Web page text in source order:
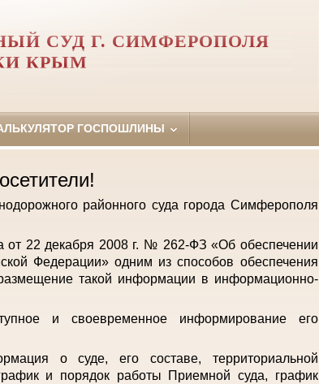
СУД Г. СИМФЕРОПОЛЯ
КРЫМ
ГОСПОШЛИНЫ
районного суда города Симферополя
от 22 декабря 2008 г. № 262-ФЗ «Об обеспечении
Федерации» одним из способов обеспечения
такой информации в информационно-
и своевременное информирование его
о суде, его составе, территориальной
и порядок работы Приемной суда, график